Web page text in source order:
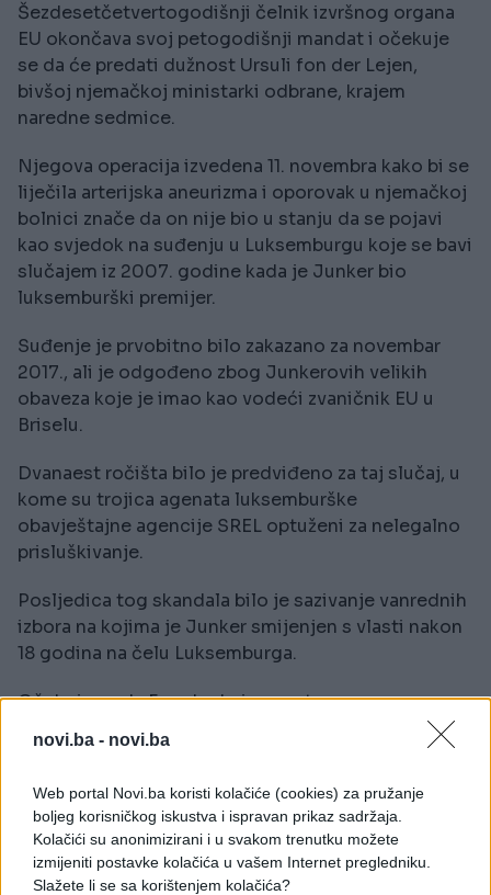
novi.ba - novi.ba
Web portal Novi.ba koristi kolačiće (cookies) za pružanje
boljeg korisničkog iskustva i ispravan prikaz sadržaja.
Kolačići su anonimizirani i u svakom trenutku možete
izmijeniti postavke kolačića u vašem Internet pregledniku.
Slažete li se sa korištenjem kolačića?
Šezdesetčetvertogodišnji čelnik izvršnog organa
EU okončava svoj petogodišnji mandat i očekuje
se da će predati dužnost Ursuli fon der Lejen,
bivšoj njemačkoj ministarki odbrane, krajem
naredne sedmice.
Njegova operacija izvedena 11. novembra kako bi se
liječila arterijska aneurizma i oporovak u njemačkoj
bolnici znače da on nije bio u stanju da se pojavi
kao svjedok na suđenju u Luksemburgu koje se bavi
slučajem iz 2007. godine kada je Junker bio
luksemburški premijer.
Suđenje je prvobitno bilo zakazano za novembar
2017., ali je odgođeno zbog Junkerovih velikih
obaveza koje je imao kao vodeći zvaničnik EU u
Briselu.
Dvanaest ročišta bilo je predviđeno za taj slučaj, u
kome su trojica agenata luksemburške
obavještajne agencije SREL optuženi za nelegalno
prisluškivanje.
Posljedica tog skandala bilo je sazivanje vanrednih
izbora na kojima je Junker smijenjen s vlasti nakon
18 godina na čelu Luksemburga.
Očekuje se da Fon der Lejen postane nova
predsjednica Evropske komisije od 1. decembra.
sadstanak u Briselu na kom će odobriti listu
komesara.
Tim komesara bira se iz svih država članica EU -